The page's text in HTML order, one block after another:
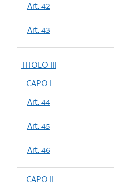
Art. 42
Art. 43
TITOLO III
CAPO I
Art. 44
Art. 45
Art. 46
CAPO II